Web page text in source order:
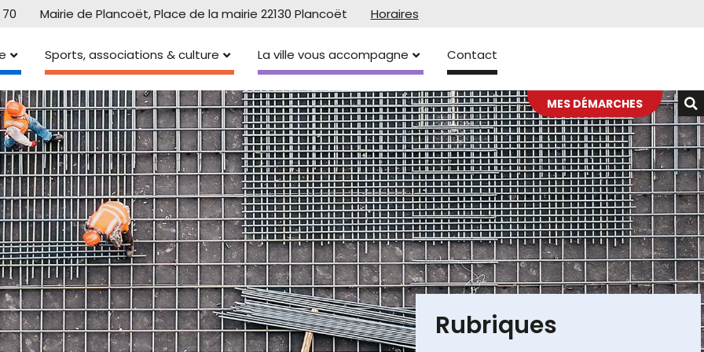
Mairie de Plancoët, Place de la mairie 22130 Plancoët Horaires
Sports, associations & culture La ville vous accompagne Contact
MES DÉMARCHES
Rubriques